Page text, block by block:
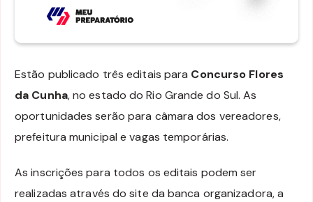
Estão publicado três editais para Concurso Flores
da Cunha, no estado do Rio Grande do Sul. As
oportunidades serão para câmara dos vereadores,
prefeitura municipal e vagas temporárias.
As inscrições para todos os editais podem ser
realizadas através do site da banca organizadora, a